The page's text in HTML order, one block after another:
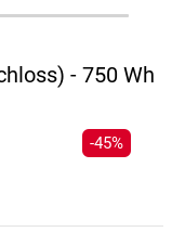
- 750 Wh
-45%